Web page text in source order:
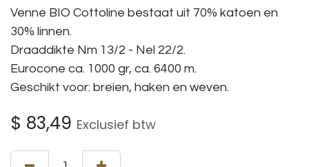
Venne BIO Cottoline bestaat uit 70% katoen en
30% linnen.
Draaddikte Nm 13/2 - Nel 22/2.
Eurocone ca. 1000 gr, ca. 6400 m.
Geschikt voor: breien, haken en weven.
$ 83,49 Exclusief btw